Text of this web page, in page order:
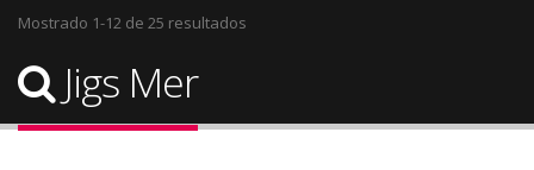
Mostrado 1-12 de 25 resultados
Jigs Mer